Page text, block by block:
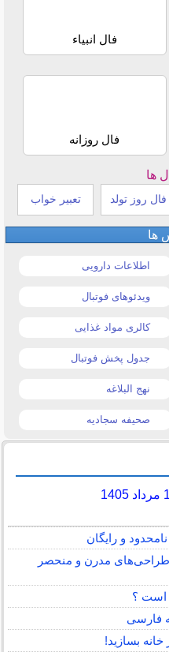
فال انبیاء
فال روزانه
ها
فال روز تولد تعبیر خواب
ها
اطلاعات دارویی
ویدئوهای فوتبال
کالری مواد غذایی
جدول پخش فوتبال
نهج البلاغه
صحیفه سجادیه
طراحی‌های مدرن و منحصر
است ؟
فارسی
بسازید!